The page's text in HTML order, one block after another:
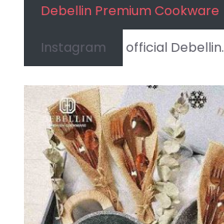
Debellin Premium Cookware
Instagram
official Debellin.